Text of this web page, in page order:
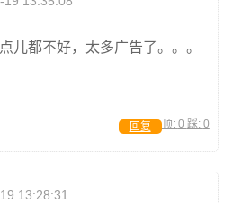
儿都不好，太多广告了。。。
顶: 0 踩: 0
回复
13:28:31